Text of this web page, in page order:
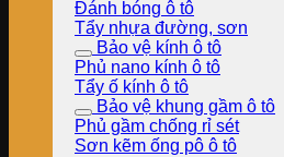
Đánh bóng ô tô
Tẩy nhựa đường, sơn
Bảo vệ kính ô tô
Phủ nano kính ô tô
Tẩy ố kính ô tô
Bảo vệ khung gầm ô tô
Phủ gầm chống rỉ sét
Sơn kẽm ống pô ô tô